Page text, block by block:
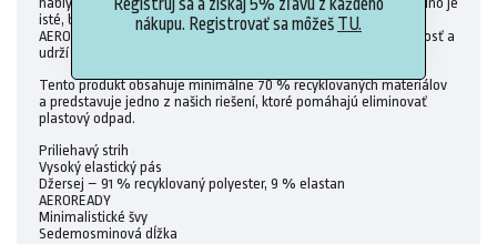
Registruj sa a získaj 5% zľavu z každého
nákupu. Registrovať sa môžeš TU.
isté, bude to sranda. Nech sa rozhodneš akokoľvek, úprava
AEROREADY na týchto juniorských legínach adidas odvádza vlhkosť a
udrží ťa v suchu na ceste k svojmu športovému ja.
Tento produkt obsahuje minimálne 70 % recyklovaných materiálov
a predstavuje jedno z našich riešení, ktoré pomáhajú eliminovať
plastový odpad.
Priliehavý strih
Vysoký elastický pás
Džersej – 91 % recyklovaný polyester, 9 % elastan
AEROREADY
Minimalistické švy
Sedemosminová dĺžka